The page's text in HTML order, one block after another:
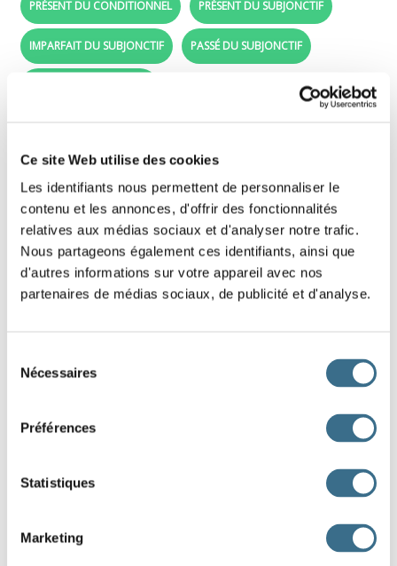
Ce site Web utilise des cookies
Les identifiants nous permettent de personnaliser le
contenu et les annonces, d'offrir des fonctionnalités
relatives aux médias sociaux et d'analyser notre trafic.
Nous partageons également ces identifiants, ainsi que
d'autres informations sur votre appareil avec nos
partenaires de médias sociaux, de publicité et d'analyse.
Nécessaires
Préférences
Statistiques
Marketing
PRÉSENT DU CONDITIONNEL PRÉSENT DU SUBJONCTIF
IMPARFAIT DU SUBJONCTIF PASSÉ DU SUBJONCTIF
Glisse les formes conjuguées (étiquettes
violettes) devant les bons sujets (je, tu, il, ..).
je
tu
nous
chanterez
chanterai